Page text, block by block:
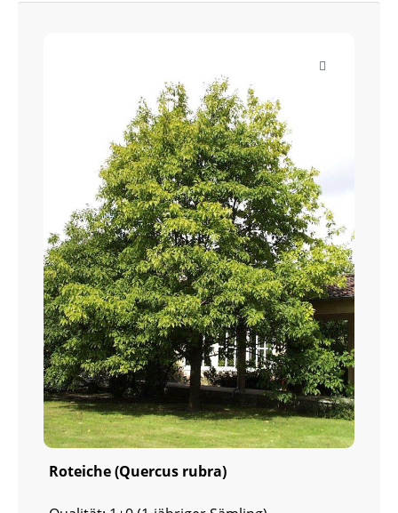
Roteiche (Quercus rubra)